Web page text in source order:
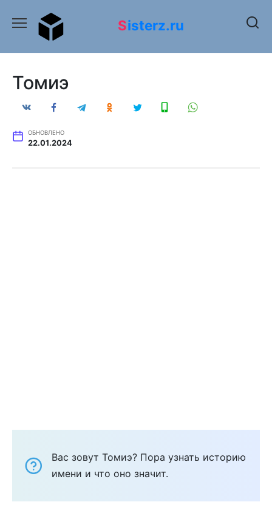
содержанию
Sisterz.ru
Томиэ
ОБНОВЛЕНО
22.01.2024
Вас зовут Томиэ? Пора узнать историю
имени и что оно значит.